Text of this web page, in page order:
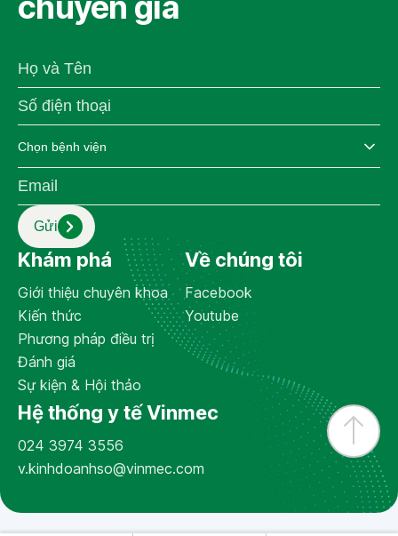
Gửi
Khám phá
Giới thiệu chuyên khoa
Kiến thức
Phương pháp điều trị
Đánh giá
Sự kiện & Hội thảo
Về chúng tôi
Facebook
Youtube
Hệ thống y tế Vinmec
024 3974 3556
v.kinhdoanhso@vinmec.com
Hệ thống cơ sở y tế
Làm việc tại Vinmec
Tải App MyVinmec
Theo dõi chúng tôi
Đối tác liên kết
Bản quyền © 2026 thuộc về Công ty
Chính sách bảo vệ dữ liệu cá nhân của
Vinmec